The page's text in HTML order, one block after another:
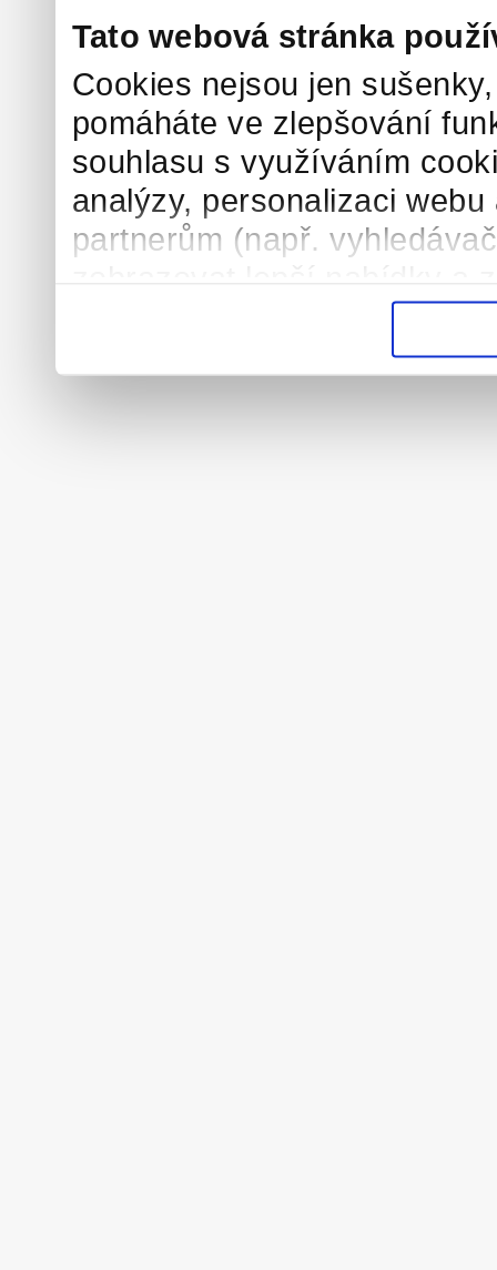
Tato webová stránka
Cookies nejsou jen
pomáháte ve zlepšování
souhlasu s využíváním
analýzy, personalizaci
partnerům (např.
vysněnou práci/brigádu.